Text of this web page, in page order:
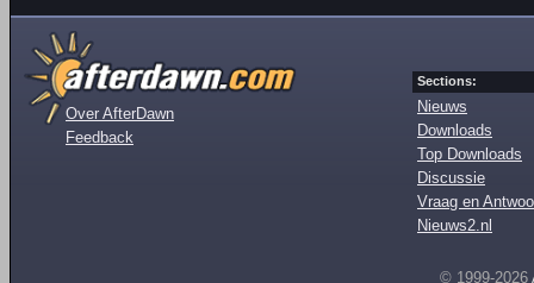
Over AfterDawn
Feedback
Sections:
Nieuws
Downloads
Top Downloads
Discussie
Vraag en
Nieuws2.nl
© 1999-2026